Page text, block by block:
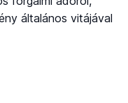
általános vitájával